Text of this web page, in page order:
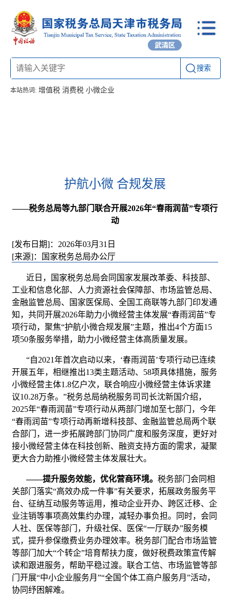
搜索
本站热词: 增值税 消费税 小微企业
护航小微 合规发展
——税务总局等九部门联合开展2026年“春雨润苗”专项行
动
[发布日期]：2026年03月31日
[来源]：国家税务总局办公厅
近日，国家税务总局会同国家发展改革委、科技部、
工业和信息化部、人力资源社会保障部、市场监管总局、
金融监管总局、国家医保局、全国工商联等九部门印发通
知，共同开展2026年助力小微经营主体发展“春雨润苗”专
项行动，聚焦“护航小微合规发展”主题，推出4个方面15
项50条服务举措，助力小微经营主体高质量发展。
“自2021年首次启动以来，‘春雨润苗’专项行动已连续
开展五年，相继推出13类主题活动、58项具体措施，服务
小微经营主体1.8亿户次，联合响应小微经营主体诉求建
议10.28万条。”税务总局纳税服务司司长沈新国介绍，
2025年“春雨润苗”专项行动从两部门增加至七部门，今年
“春雨润苗”专项行动再新增科技部、金融监管总局两个联
合部门，进一步拓展跨部门协同广度和服务深度，更好对
接小微经营主体在科技创新、融资支持方面的需求，凝聚
更大合力助推小微经营主体发展壮大。
——提升服务效能，优化营商环境。税务部门会同相
关部门落实“高效办成一件事”有关要求，拓展政务服务平
台、征纳互动服务等运用，推动企业开办、跨区迁移、企
业注销等事项高效集约办理，减轻办事负担。同时，会同
人社、医保等部门，升级社保、医保“一厅联办”服务模
式，提升参保缴费业务办理效率。税务部门配合市场监管
等部门加大“个转企”培育帮扶力度，做好税费政策宣传解
读和跟进服务，帮助平稳过渡。联合工信、市场监管等部
门开展“中小企业服务月”“全国个体工商户服务月”活动，
协同纾困解难。